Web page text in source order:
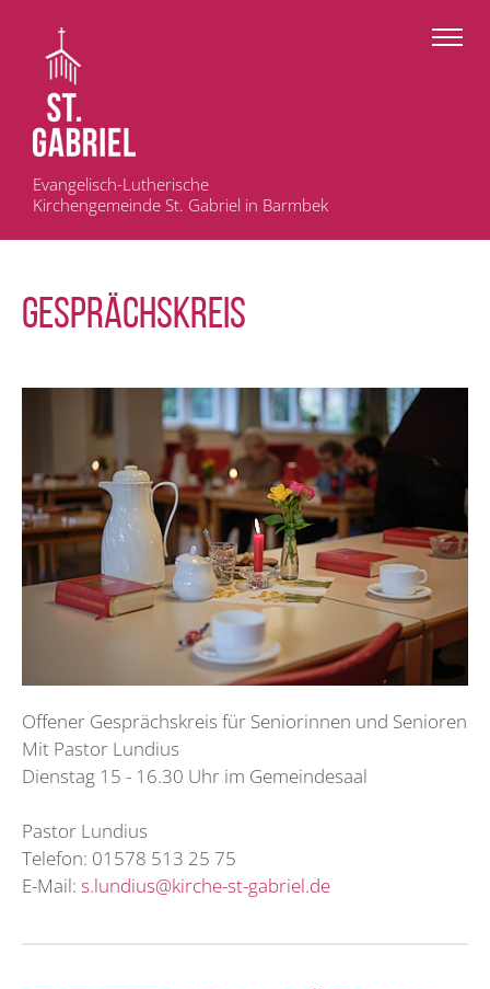
Evangelisch-Lutherische
Kirchengemeinde St. Gabriel in Barmbek
GESPRÄCHSKREIS
Offener Gesprächskreis für Seniorinnen und Senioren
Mit Pastor Lundius
Dienstag 15 - 16.30 Uhr im Gemeindesaal
Pastor Lundius
Telefon: 01578 513 25 75
E-Mail: s.lundius@kirche-st-gabriel.de